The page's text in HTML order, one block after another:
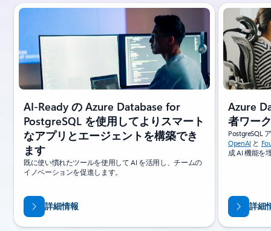
スライド {0} {1} インジケーター
AI-Ready の Azure Database for
PostgreSQL を使用してよりスマート
なアプリとエージェントを構築でき
ます
既に使い慣れたツールを使用して AI を活用し、チームの
イノベーションを促進します。
詳細情報
Azure
者ワー
PostgreSQL
OpenAI と
成 AI 機能を
詳細